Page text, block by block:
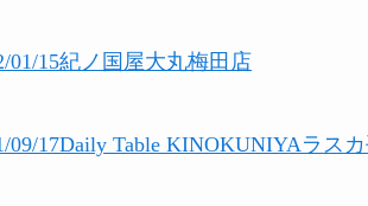
01/15紀ノ国屋大丸梅田店
09/17Daily Table KINOKUNIYAラス